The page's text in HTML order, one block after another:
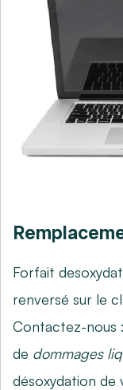
Forfait
renversé sur le
Contactez-nous :
de dommages
désoxydation